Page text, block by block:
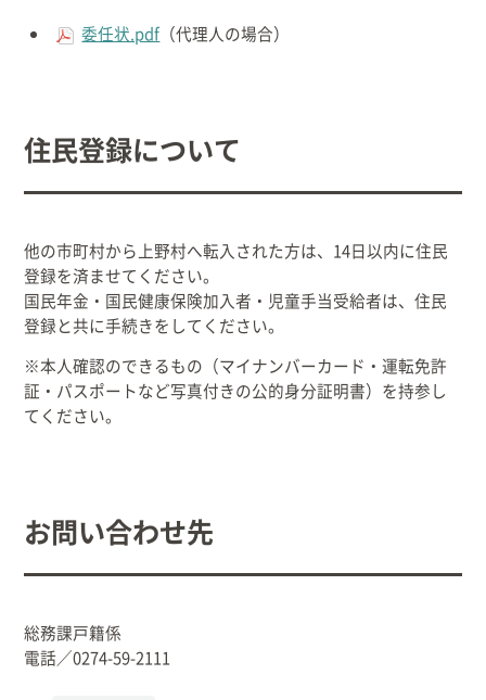
委任状.pdf （代理人の場合）
住民登録について
他の市町村から上野村へ転入された方は、14日以内に住民
登録を済ませてください。
国民年金・国民健康保険加入者・児童手当受給者は、住民
登録と共に手続きをしてください。
※本人確認のできるもの（マイナンバーカード・運転免許
証・パスポートなど写真付きの公的身分証明書）を持参し
てください。
お問い合わせ先
総務課戸籍係
電話／0274-59-2111